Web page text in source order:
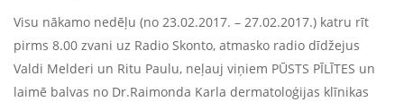
Visu nākamo nedēļu (no 23.02.2017. – 27.02.2017.) katru rīt
pirms 8.00 zvani uz Radio Skonto, atmasko radio dīdžejus
Valdi Melderi un Ritu Paulu, neļauj viņiem PŪSTS PĪLĪTES un
laimē balvas no Dr.Raimonda Karla dermatoloģijas klīnikas